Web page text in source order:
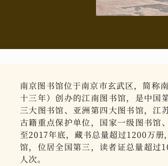
南京图书馆位于南京市玄武区，简称
十三年）创办的江南图书馆，是中国
三大图书馆、亚洲第四大图书馆，江
古籍重点保护单位，国家一级图书馆
至2017年底，藏书总量超过1200万册
馆，位居全国第三，读者证总量超过
人次。